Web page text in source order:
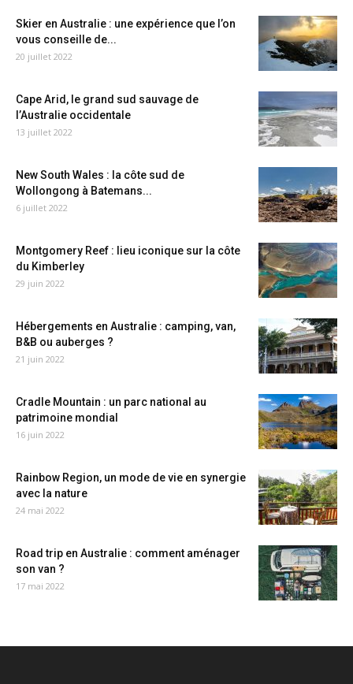
Skier en Australie : une expérience que l’on
vous conseille de...
20 juillet 2022
Cape Arid, le grand sud sauvage de
l’Australie occidentale
13 juillet 2022
New South Wales : la côte sud de
Wollongong à Batemans...
6 juillet 2022
Montgomery Reef : lieu iconique sur la côte
du Kimberley
29 juin 2022
Hébergements en Australie : camping, van,
B&B ou auberges ?
21 juin 2022
Cradle Mountain : un parc national au
patrimoine mondial
16 juin 2022
Rainbow Region, un mode de vie en synergie
avec la nature
24 mai 2022
Road trip en Australie : comment aménager
son van ?
17 mai 2022